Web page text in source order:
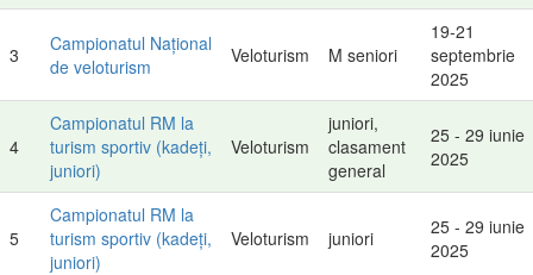
3
Campionatul Național
de veloturism
Veloturism M seniori
19-21
septembrie
2025
4
Campionatul RM la
turism sportiv (kadeți,
juniori)
Veloturism
juniori,
clasament
general
25 - 29 iunie
2025
5
Campionatul RM la
turism sportiv (kadeți,
juniori)
Veloturism juniori
25 - 29 iunie
2025